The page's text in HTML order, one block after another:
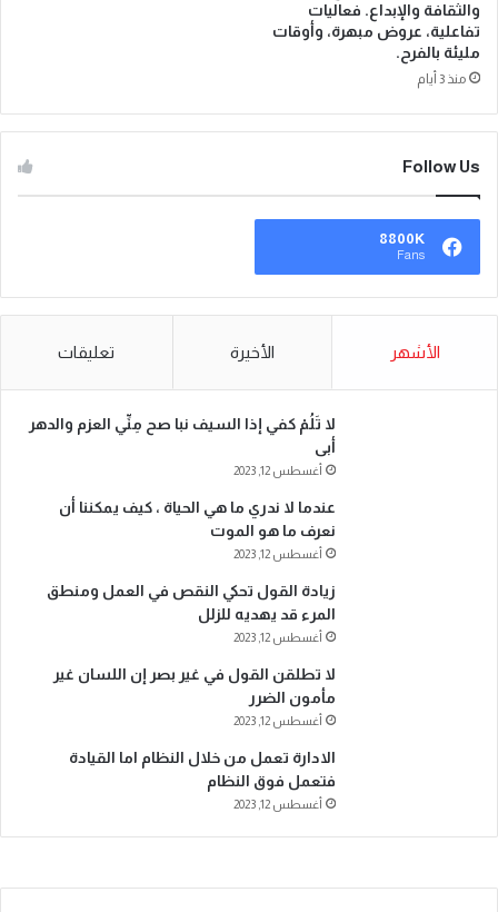
والثقافة والإبداع. فعاليات
تفاعلية، عروض مبهرة، وأوقات
مليئة بالفرح.
منذ 3 أيام
Follow Us
8800K
Fans
الأشهر الأخيرة تعليقات
لا تَلُمْ كفي إذا السيف نبا صح مِنِّي العزم والدهر
أبى
أغسطس 12, 2023
عندما لا ندري ما هي الحياة ، كيف يمكننا أن
نعرف ما هو الموت
أغسطس 12, 2023
زيادة القول تحكي النقص في العمل ومنطق
المرء قد يهديه للزلل
أغسطس 12, 2023
لا تطلقن القول في غير بصر إن اللسان غير
مأمون الضرر
أغسطس 12, 2023
الادارة تعمل من خلال النظام اما القيادة
فتعمل فوق النظام
أغسطس 12, 2023